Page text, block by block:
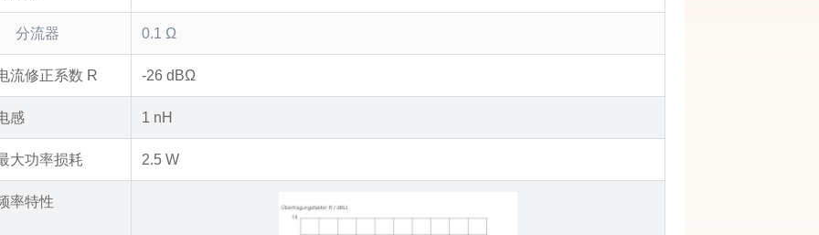
分流器 0.1 Ω
流修正系数 R -26 dBΩ
感 1 nH
大功率损耗 2.5 W
率特性